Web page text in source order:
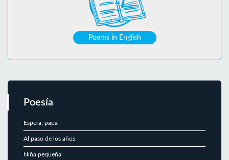
Poems in English
Poesía
Espera, papá
Al paso de los años
Niña pequeña